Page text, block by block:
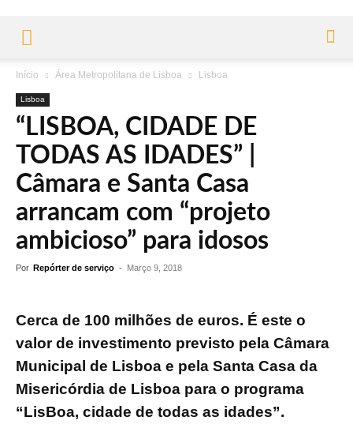
Início Área Metropolitana de Lisboa Lisboa
Lisboa
“LISBOA, CIDADE DE
TODAS AS IDADES” |
Câmara e Santa Casa
arrancam com “projeto
ambicioso” para idosos
Por Repórter de serviço - Março 9, 2018
Cerca de 100 milhões de euros. É este o
valor de investimento previsto pela Câmara
Municipal de Lisboa e pela Santa Casa da
Misericórdia de Lisboa para o programa
“LisBoa, cidade de todas as idades”.